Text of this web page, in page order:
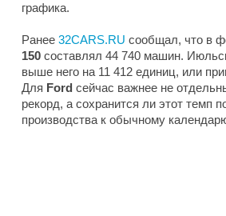
графика.
Ранее 32CARS.RU сообщал, что в
150 составлял 44 740 машин.
выше него на 11 412 единиц, или
Для Ford сейчас важнее не
рекорд, а сохранится ли этот темп
производства к обычному